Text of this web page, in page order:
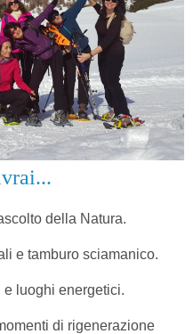
della Natura.
e tamburo sciamanico.
e luoghi energetici.
di rigenerazione